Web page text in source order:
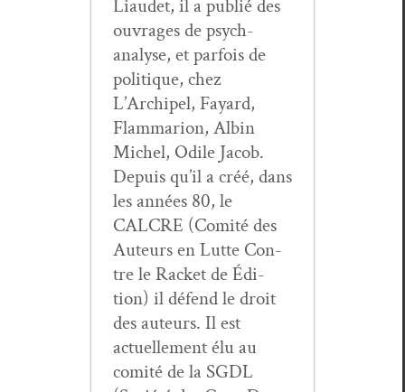
Liaudet, il a pub­lié des
ouvrages de psy­ch­
analyse, et par­fois de
poli­tique, chez
L’Archipel, Fayard,
Flam­mar­i­on, Albin
Michel, Odile Jacob.
Depuis qu’il a créé, dans
les années 80, le
CALCRE (Comité des
Auteurs en Lutte Con­
tre le Rack­et de Édi­
tion) il défend le droit
des auteurs. Il est
actuelle­ment élu au
comité de la SGDL